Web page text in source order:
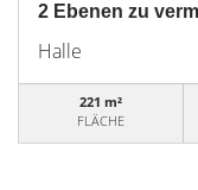
2 Ebenen zu
Halle
221 m²
FLÄCHE